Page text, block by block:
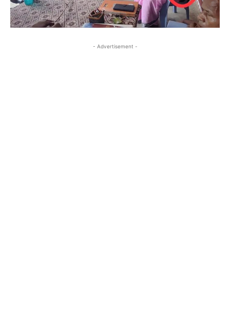
- Advertisement -